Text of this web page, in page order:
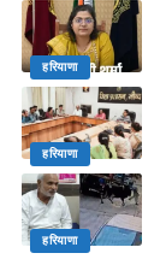
हरियाणा
हरियाणा
हरियाणा